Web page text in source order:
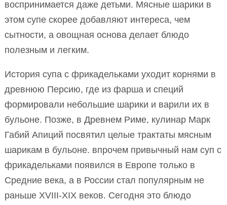
воспринимается даже детьми. Мясные шарики в
этом супе скорее добавляют интереса, чем
сытности, а овощная основа делает блюдо
полезным и легким.
История супа с фрикадельками уходит корнями в
древнюю Персию, где из фарша и специй
формировали небольшие шарики и варили их в
бульоне. Позже, в Древнем Риме, кулинар Марк
Габий Апиций посвятил целые трактаты мясным
шарикам в бульоне. впрочем привычный нам суп с
фрикадельками появился в Европе только в
Средние века, а в России стал популярным не
раньше XVIII-XIX веков. Сегодня это блюдо